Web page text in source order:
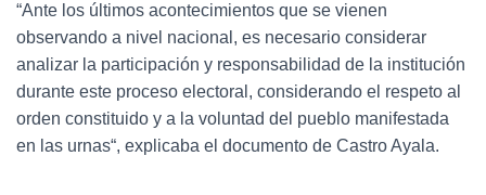
“Ante los últimos acontecimientos que se vienen
observando a nivel nacional, es necesario considerar
analizar la participación y responsabilidad de la institución
durante este proceso electoral, considerando el respeto al
orden constituido y a la voluntad del pueblo manifestada
en las urnas“, explicaba el documento de Castro Ayala.